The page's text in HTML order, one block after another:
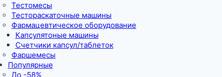
Тестомесы
Тестораскаточные машины
Фармацевтическое оборудование
Капсулятоные машины
Счетчики капсул/таблеток
Фаршемесы
Популярные
До -58%